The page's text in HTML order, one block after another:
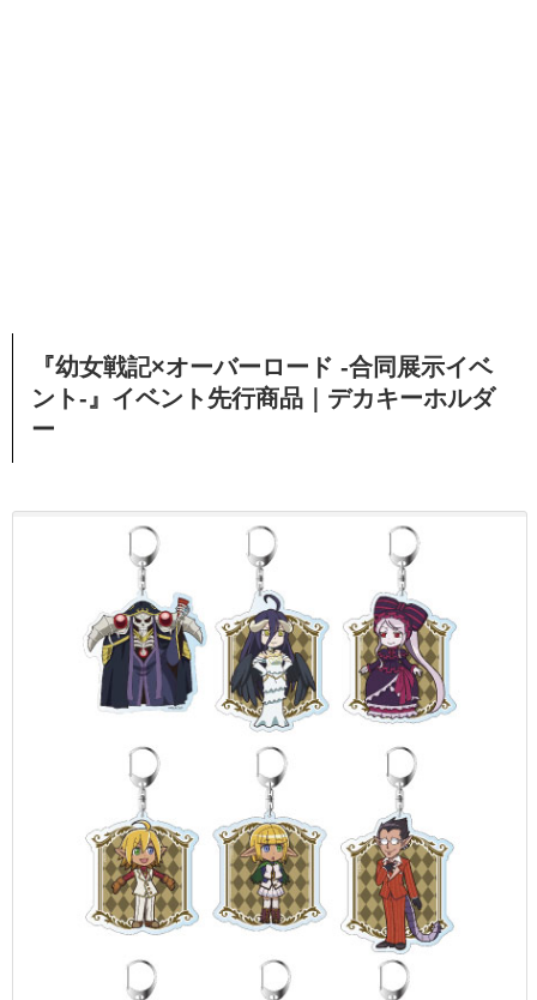
『幼女戦記×オーバーロード -合同展示イベ
ント-』イベント先行商品｜デカキーホルダ
ー